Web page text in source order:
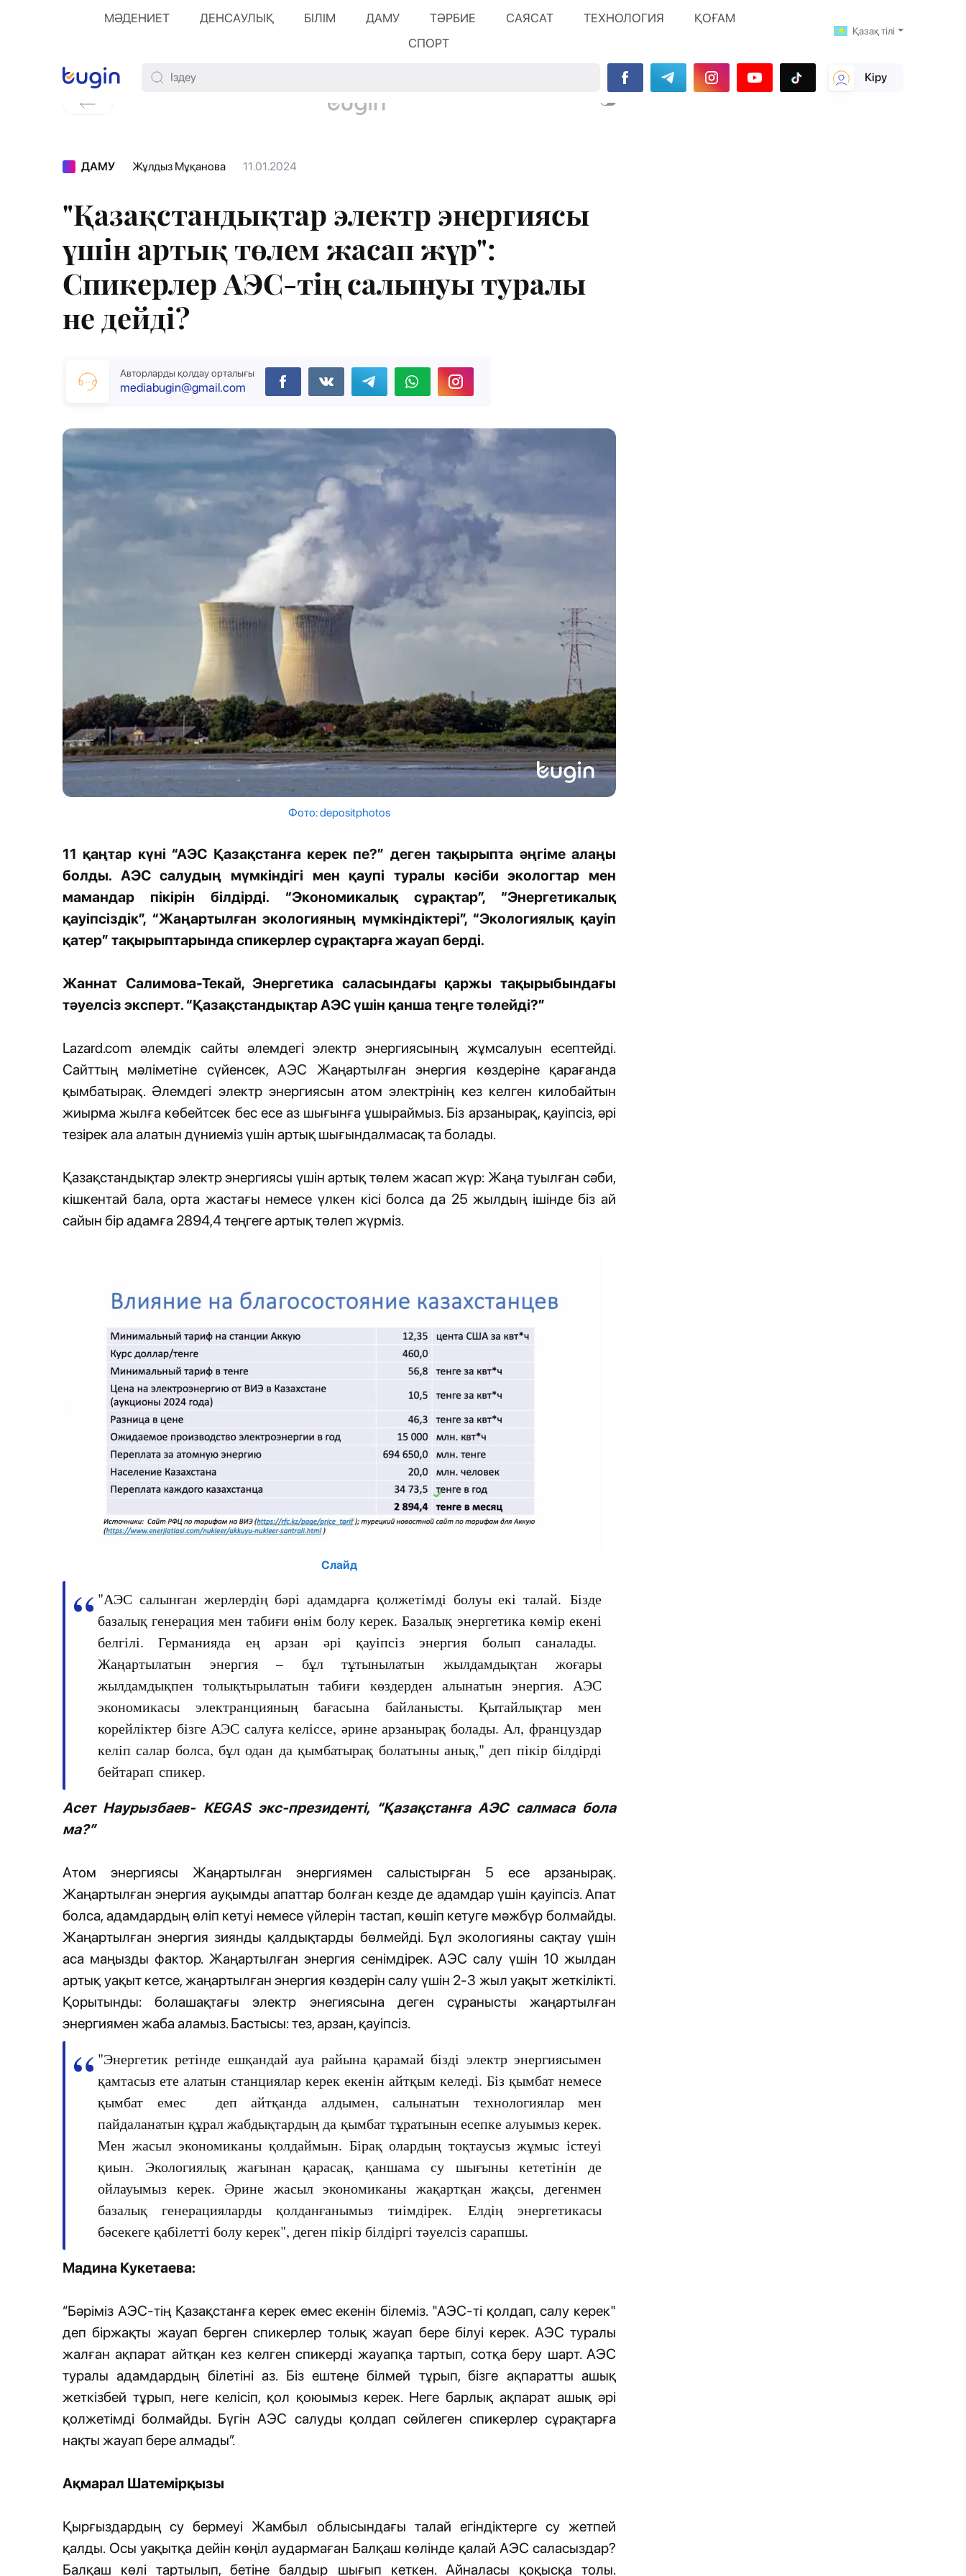
МӘДЕНИЕТ ДЕНСАУЛЫҚ БІЛІМ ДАМУ ТӘРБИЕ САЯСАТ ТЕХНОЛОГИЯ
ҚОҒАМ
СПОРТ
Қазақ тілі
Кіру
ДАМУ Жұлдыз Мұқанова 11.01.2024
"Қазақстандықтар электр энергиясы
үшін артық төлем жасап жүр":
Спикерлер АЭС-тің салынуы туралы
не дейді?
Авторларды қолдау орталығы
mediabugin@gmail.com
Фото: depositphotos
11 қаңтар күні “АЭС Қазақстанға керек пе?” деген тақырыпта әңгіме алаңы
болды. АЭС салудың мүмкіндігі мен қаупі туралы кәсіби экологтар мен
мамандар пікірін білдірді. “Экономикалық сұрақтар”, “Энергетикалық
қауіпсіздік”, “Жаңартылған экологияның мүмкіндіктері”, “Экологиялық қауіп
қатер” тақырыптарында спикерлер сұрақтарға жауап берді.
Жаннат Салимова-Текай, Энергетика саласындағы қаржы тақырыбындағы
тәуелсіз эксперт. “Қазақстандықтар АЭС үшін қанша теңге төлейді?”
Lazard.com әлемдік сайты әлемдегі электр энергиясының жұмсалуын есептейді.
Сайттың мәліметіне сүйенсек, AЭС Жаңартылған энергия көздеріне қарағанда
қымбатырақ. Әлемдегі электр энергиясын атом электрінің кез келген килобайтын
жиырма жылға көбейтсек бес есе аз шығынға ұшыраймыз. Біз арзанырақ, қауіпсіз, әрі
тезірек ала алатын дүниеміз үшін артық шығындалмасақ та болады.
Қазақстандықтар электр энергиясы үшін артық төлем жасап жүр: Жаңа туылған сәби,
кішкентай бала, орта жастағы немесе үлкен кісі болса да 25 жылдың ішінде біз ай
сайын бір адамға 2894,4 теңгеге артық төлеп жүрміз.
Слайд
"АЭС салынған жерлердің бәрі адамдарға қолжетімді болуы екі талай. Бізде
базалық генерация мен табиғи өнім болу керек. Базалық энергетика көмір екені
белгілі. Германияда ең арзан әрі қауіпсіз энергия болып саналады.
Жаңартылатын энергия – бұл тұтынылатын жылдамдықтан жоғары
жылдамдықпен толықтырылатын табиғи көздерден алынатын энергия. АЭС
экономикасы электранцияның бағасына байланысты. Қытайлықтар мен
корейліктер бізге АЭС салуға келіссе, әрине арзанырақ болады. Ал, француздар
келіп салар болса, бұл одан да қымбатырақ болатыны анық," деп пікір білдірді
бейтарап спикер.
Асет Наурызбаев- KEGAS экс-президенті, “Қазақстанға АЭС салмаса бола
ма?”
Атом энергиясы Жаңартылған энергиямен салыстырған 5 есе арзанырақ.
Жаңартылған энергия ауқымды апаттар болған кезде де адамдар үшін қауіпсіз. Апат
болса, адамдардың өліп кетуі немесе үйлерін тастап, көшіп кетуге мәжбүр болмайды.
Жаңартылған энергия зиянды қалдықтарды бөлмейді. Бұл экологияны сақтау үшін
аса маңызды фактор. Жаңартылған энергия сенімдірек. АЭС салу үшін 10 жылдан
артық уақыт кетсе, жаңартылған энергия көздерін салу үшін 2-3 жыл уақыт жеткілікті.
Қорытынды: болашақтағы электр энегиясына деген сұранысты жаңартылған
энергиямен жаба аламыз. Бастысы: тез, арзан, қауіпсіз.
"Энергетик ретінде ешқандай ауа райына қарамай бізді электр энергиясымен
қамтасыз ете алатын станциялар керек екенін айтқым келеді. Біз қымбат немесе
қымбат емес деп айтқанда алдымен, салынатын технологиялар мен
пайдаланатын құрал жабдықтардың да қымбат тұратынын есепке алуымыз керек.
Мен жасыл экономиканы қолдаймын. Бірақ олардың тоқтаусыз жұмыс істеуі
қиын. Экологиялық жағынан қарасақ, қаншама су шығыны кететінін де
ойлауымыз керек. Әрине жасыл экономиканы жақартқан жақсы, дегенмен
базалық генерацияларды қолданғанымыз тиімдірек. Елдің энергетикасы
бәсекеге қабілетті болу керек", деген пікір білдіргі тәуелсіз сарапшы.
Мадина Кукетаева:
“Бәріміз АЭС-тің Қазақстанға керек емес екенін білеміз. "АЭС-ті қолдап, салу керек"
деп біржақты жауап берген спикерлер толық жауап бере білуі керек. АЭС туралы
жалған ақпарат айтқан кез келген спикерді жауапқа тартып, сотқа беру шарт. АЭС
туралы адамдардың білетіні аз. Біз ештеңе білмей тұрып, бізге ақпаратты ашық
жеткізбей тұрып, неге келісіп, қол қоюымыз керек. Неге барлық ақпарат ашық әрі
қолжетімді болмайды. Бүгін АЭС салуды қолдап сөйлеген спикерлер сұрақтарға
нақты жауап бере алмады”.
Ақмарал Шатемірқызы
Қырғыздардың су бермеуі Жамбыл облысындағы талай егіндіктерге су жетпей
қалды. Осы уақытқа дейін көңіл аудармаған Балқаш көлінде қалай АЭС саласыздар?
Балқаш көлі тартылып, бетіне балдыр шығып кеткен. Айналасы қоқысқа толы.